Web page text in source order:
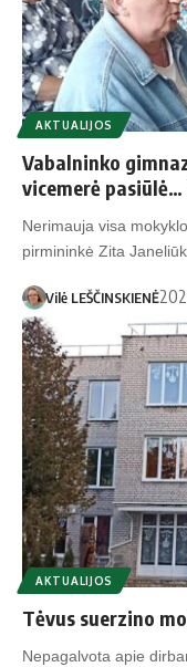
AKTUALIJOS
Vabalninko
vicemerė
Nerimauja visa
pirmininkė Zita
Vilė LEŠČINSKIENĖ
AKTUALIJOS
Tėvus suerzino
Nepagalvota apie